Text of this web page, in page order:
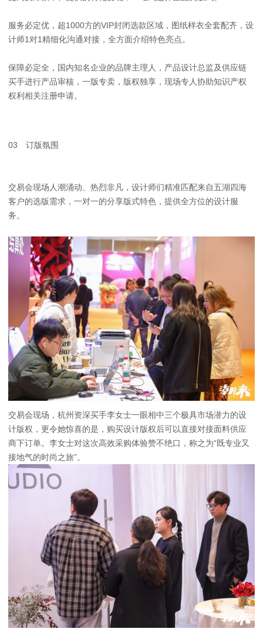
服务必定优，超1000方的VIP封闭选款区域，图纸样衣全套配齐，设
计师1对1精细化沟通对接，全方面介绍特色亮点。
保障必定全，国内知名企业的品牌主理人，产品设计总监及供应链
买手进行产品审核，一版专卖，版权独享，现场专人协助知识产权
权利相关注册申请。
03 订版氛围
交易会现场人潮涌动、热烈非凡，设计师们精准匹配来自五湖四海
客户的选版需求，一对一的分享版式特色，提供全方位的设计服
务。
交易会现场，杭州资深买手李女士一眼相中三个极具市场潜力的设
计版权，更令她惊喜的是，购买设计版权后可以直接对接面料供应
商下订单。李女士对这次高效采购体验赞不绝口，称之为“既专业又
接地气的时尚之旅”。